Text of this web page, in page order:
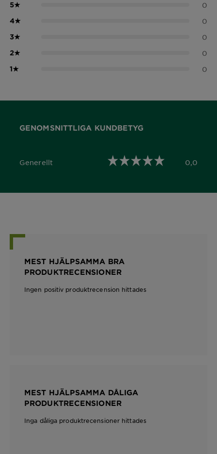
5★ 0
4★ 0
3★ 0
2★ 0
1★ 0
GENOMSNITTLIGA KUNDBETYG
Generellt
0,0 out of 5 stars 0,0
MEST HJÄLPSAMMA BRA
PRODUKTRECENSIONER
Ingen positiv produktrecension hittades
MEST HJÄLPSAMMA DÅLIGA
PRODUKTRECENSIONER
Inga dåliga produktrecensioner hittades